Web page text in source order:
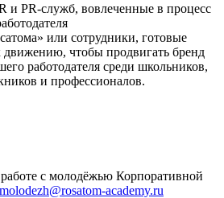
и PR-служб, вовлеченные в процесс
или сотрудники, готовые
движению, чтобы продвигать бренд
работодателя среди школьников,
и профессионалов.
с молодёжью Корпоративной
molodezh@rosatom-academy.ru